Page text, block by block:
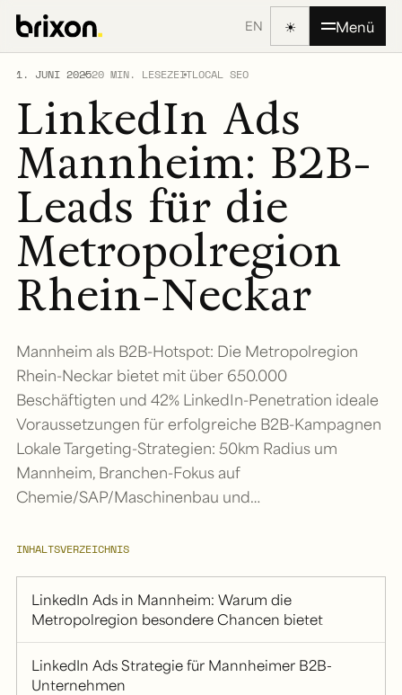
EN ☀ Menü
1. JUNI 202520 MIN. LESEZEITLOCAL SEO
LinkedIn Ads
Mannheim: B2B-
Leads für die
Metropolregion
Rhein-Neckar
Mannheim als B2B-Hotspot: Die Metropolregion
Rhein-Neckar bietet mit über 650.000
Beschäftigten und 42% LinkedIn-Penetration ideale
Voraussetzungen für erfolgreiche B2B-Kampagnen
Lokale Targeting-Strategien: 50km Radius um
Mannheim, Branchen-Fokus auf
Chemie/SAP/Maschinenbau und…
INHALTSVERZEICHNIS
LinkedIn Ads in Mannheim: Warum die
Metropolregion besondere Chancen bietet
LinkedIn Ads Strategie für Mannheimer B2B-
Unternehmen